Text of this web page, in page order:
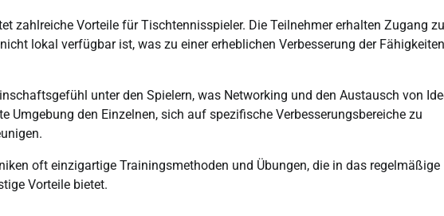
zahlreiche Vorteile für Tischtennisspieler. Die Teilnehmer erhalten Zugang zu
lokal verfügbar ist, was zu einer erheblichen Verbesserung der Fähigkeiten
unter den Spielern, was Networking und den Austausch von
den Einzelnen, sich auf spezifische Verbesserungsbereiche zu
oft einzigartige Trainingsmethoden und Übungen, die in das regelmäßige
Vorteile bietet.